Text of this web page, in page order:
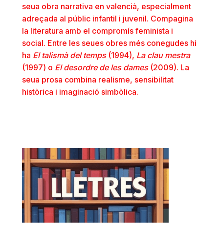
seua obra narrativa en valencià, especialment
adreçada al públic infantil i juvenil. Compagina
la literatura amb el compromís feminista i
social. Entre les seues obres més conegudes hi
ha El talismà del temps(1994), La clau mestra
(1997) o El desordre de les dames(2009). La
seua prosa combina realisme, sensibilitat
històrica i imaginació simbòlica.